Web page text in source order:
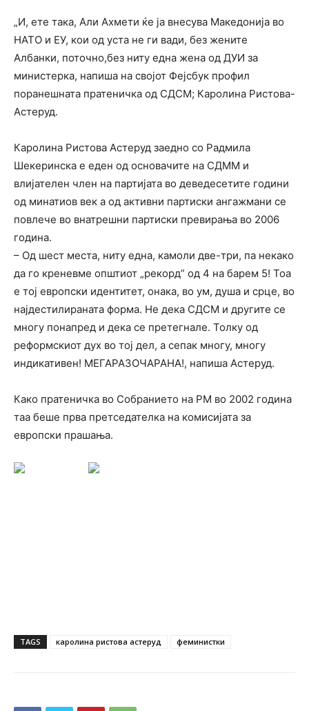
„И, ете така, Али Ахмети ќе ја внесува Македонија во
НАТО и ЕУ, кои од уста не ги вади, без жените
Албанки, поточно,без ниту една жена од ДУИ за
министерка, напиша на својот Фејсбук профил
поранешната пратеничка од СДСМ; Каролина Ристова-
Астеруд.
Каролина Ристова Астеруд заедно со Радмила
Шекеринска е еден од основачите на СДММ и
влијателен член на партијата во деведесетите години
од минатиов век а од активни партиски ангажмани се
повлече во внатрешни партиски превирања во 2006
година.
– Од шест места, ниту една, камоли две-три, па некако
да го креневме општиот „рекорд” од 4 на барем 5! Тоа
е тој европски идентитет, онака, во ум, душа и срце, во
најдестилираната форма. Не дека СДСМ и другите се
многу понапред и дека се претегнале. Толку од
реформскиот дух во тој дел, а сепак многу, многу
индикативен! МЕГАРАЗОЧАРАНА!, напиша Астеруд.
Како пратеничка во Собранието на РМ во 2002 година
таа беше прва претседателка на комисијата за
европски прашања.
TAGS каролина ристова астеруд феминистки